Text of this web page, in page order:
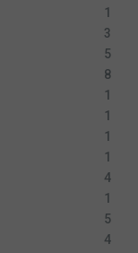
1
3
5
8
1
1
1
1
4
1
5
4